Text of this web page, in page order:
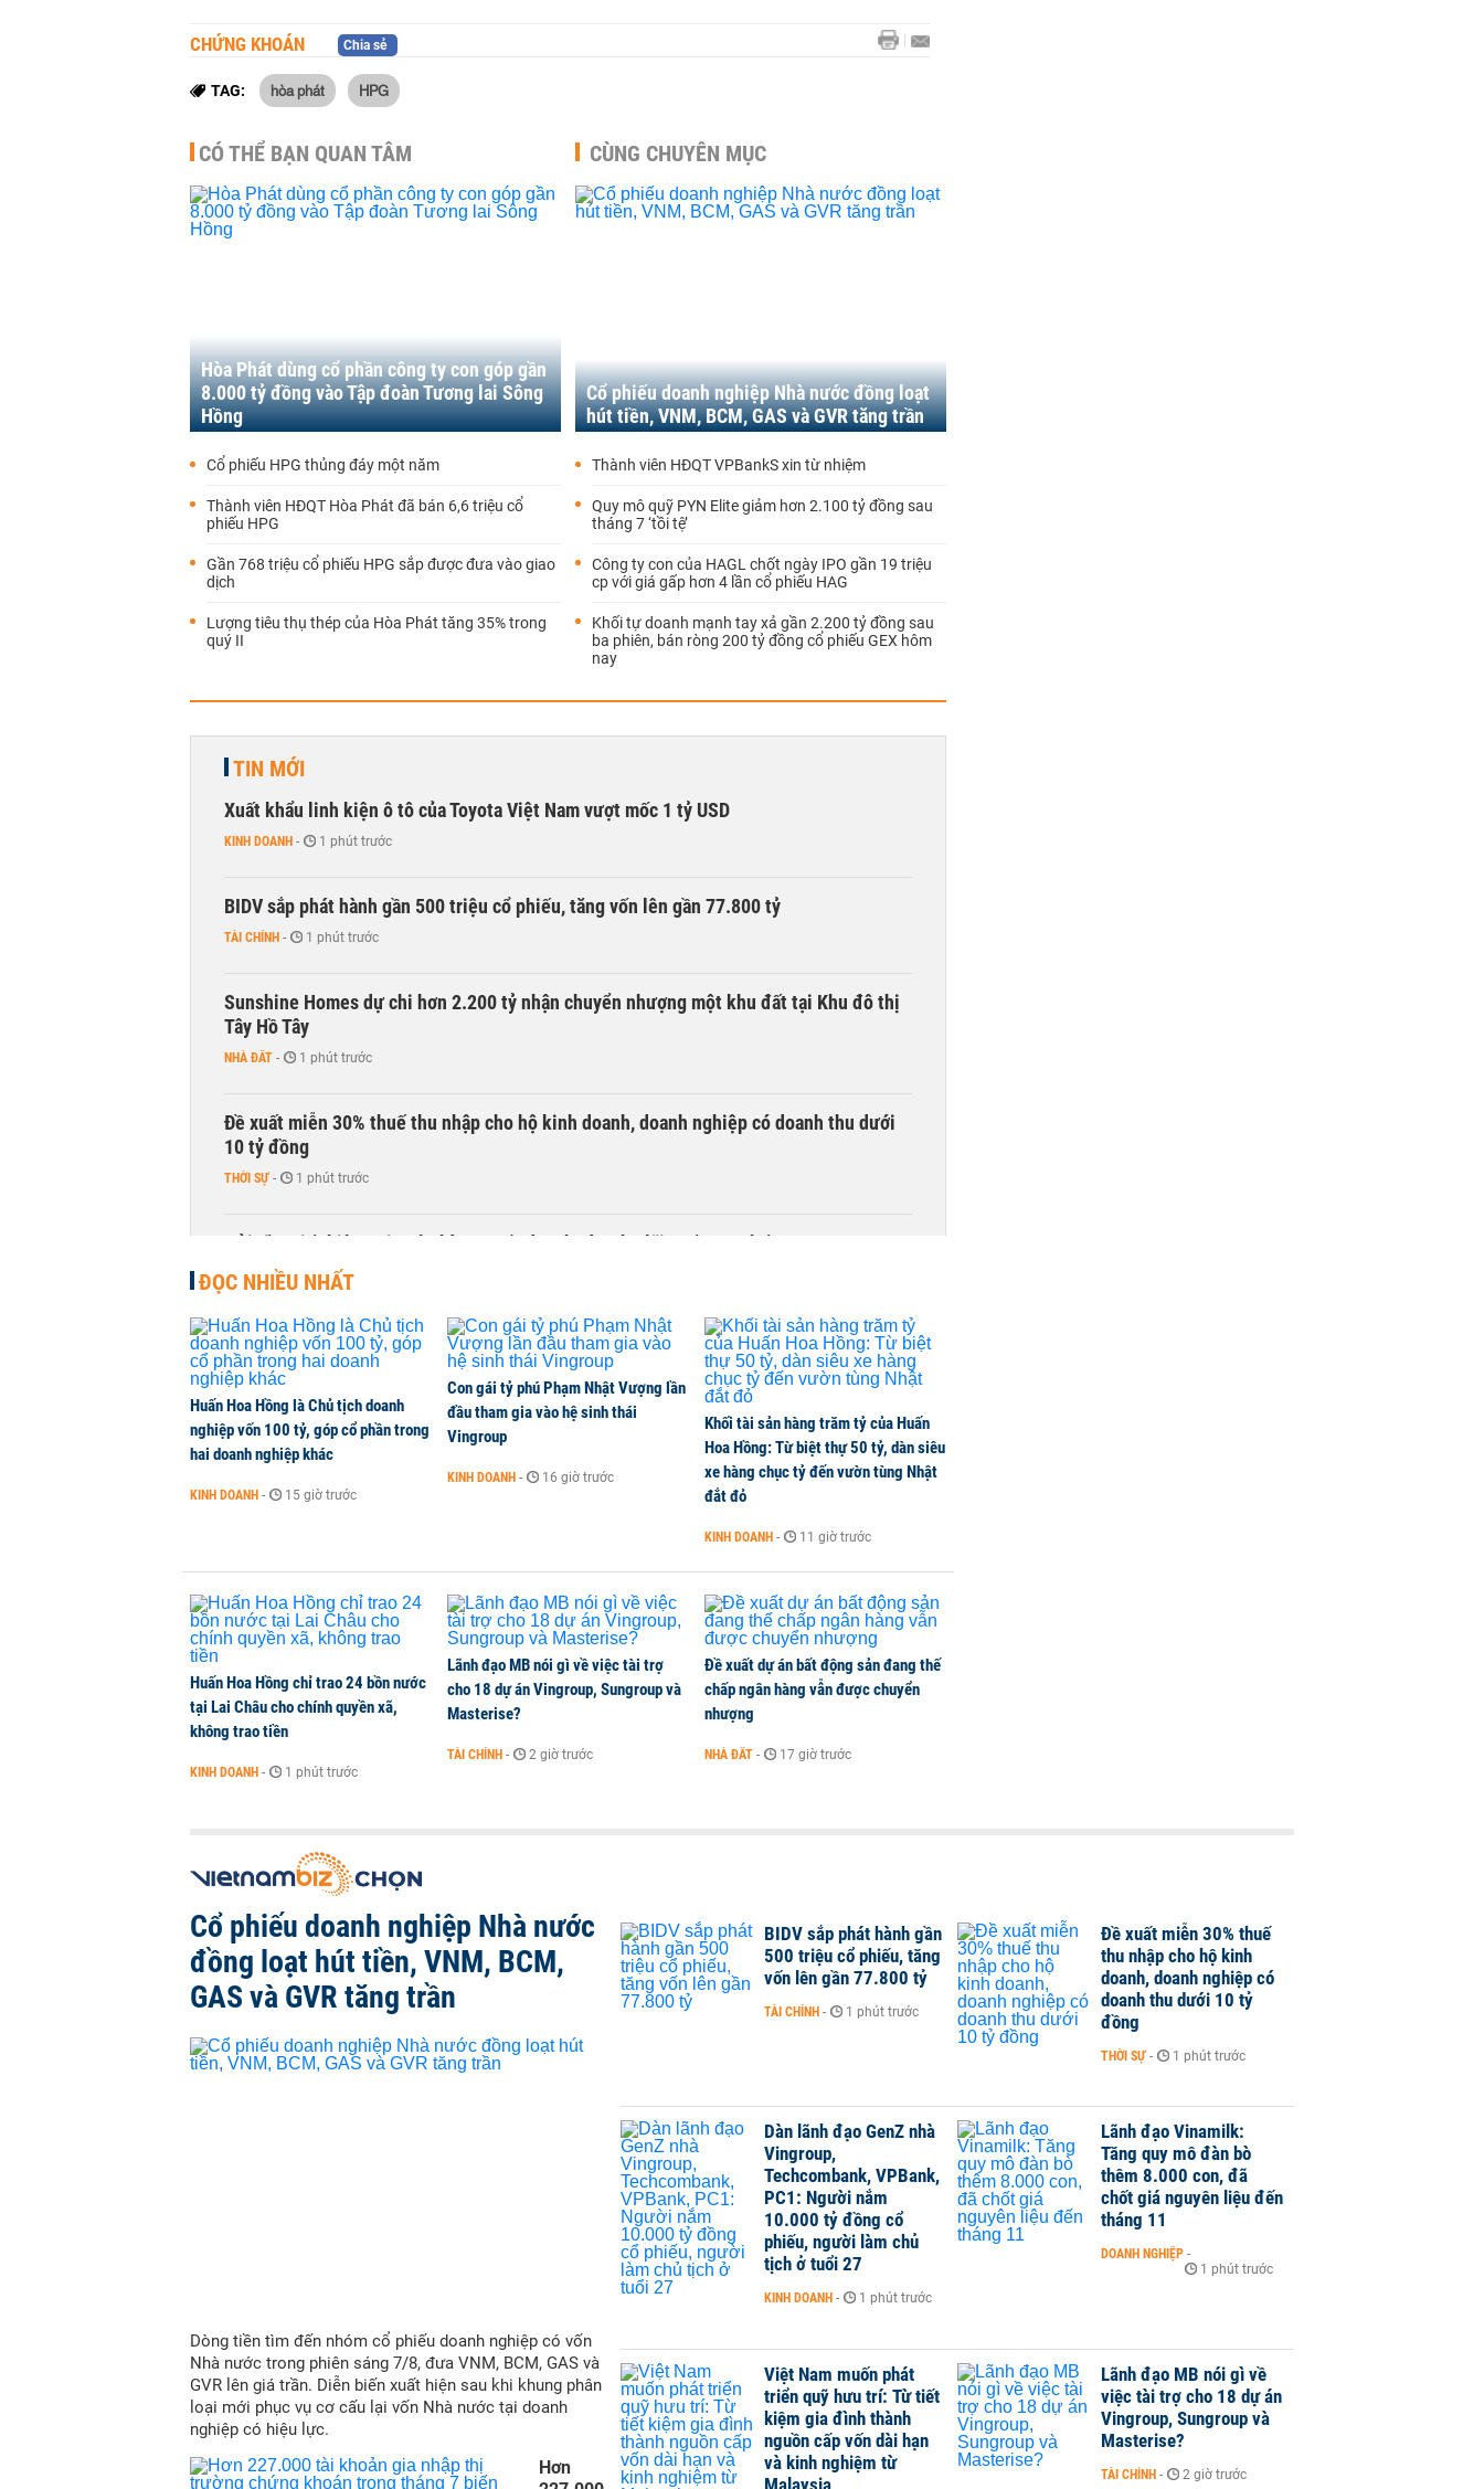
CHỨNG KHOÁN Chia sẻ
TAG: hòa phát HPG
CÓ THỂ BẠN QUAN TÂM
Hòa Phát dùng cổ phần công ty con góp gần
8.000 tỷ đồng vào Tập đoàn Tương lai Sông
Hồng
Cổ phiếu HPG thủng đáy một năm
Thành viên HĐQT Hòa Phát đã bán 6,6 triệu cổ
phiếu HPG
Gần 768 triệu cổ phiếu HPG sắp được đưa vào giao
dịch
Lượng tiêu thụ thép của Hòa Phát tăng 35% trong
quý II
CÙNG CHUYÊN MỤC
Cổ phiếu doanh nghiệp Nhà nước đồng loạt
hút tiền, VNM, BCM, GAS và GVR tăng trần
Thành viên HĐQT VPBankS xin từ nhiệm
Quy mô quỹ PYN Elite giảm hơn 2.100 tỷ đồng sau
tháng 7 ‘tồi tệ’
Công ty con của HAGL chốt ngày IPO gần 19 triệu
cp với giá gấp hơn 4 lần cổ phiếu HAG
Khối tự doanh mạnh tay xả gần 2.200 tỷ đồng sau
ba phiên, bán ròng 200 tỷ đồng cổ phiếu GEX hôm
nay
TIN MỚI
Xuất khẩu linh kiện ô tô của Toyota Việt Nam vượt mốc 1 tỷ USD
KINH DOANH - 1 phút trước
BIDV sắp phát hành gần 500 triệu cổ phiếu, tăng vốn lên gần 77.800 tỷ
TÀI CHÍNH - 1 phút trước
Sunshine Homes dự chi hơn 2.200 tỷ nhận chuyển nhượng một khu đất tại Khu đô thị
Tây Hồ Tây
NHÀ ĐẤT - 1 phút trước
Đề xuất miễn 30% thuế thu nhập cho hộ kinh doanh, doanh nghiệp có doanh thu dưới
10 tỷ đồng
THỜI SỰ - 1 phút trước
Gửi tiền tiết kiệm tại ngân hàng quốc doanh nào cho lãi suất cao nhất?
TÀI CHÍNH - 1 phút trước
ĐỌC NHIỀU NHẤT
Huấn Hoa Hồng là Chủ tịch doanh
nghiệp vốn 100 tỷ, góp cổ phần trong
hai doanh nghiệp khác
KINH DOANH - 15 giờ trước
Con gái tỷ phú Phạm Nhật Vượng lần
đầu tham gia vào hệ sinh thái
Vingroup
KINH DOANH - 16 giờ trước
Khối tài sản hàng trăm tỷ của Huấn
Hoa Hồng: Từ biệt thự 50 tỷ, dàn siêu
xe hàng chục tỷ đến vườn tùng Nhật
đắt đỏ
KINH DOANH - 11 giờ trước
Huấn Hoa Hồng chỉ trao 24 bồn nước
tại Lai Châu cho chính quyền xã,
không trao tiền
KINH DOANH - 1 phút trước
Lãnh đạo MB nói gì về việc tài trợ
cho 18 dự án Vingroup, Sungroup và
Masterise?
TÀI CHÍNH - 2 giờ trước
Đề xuất dự án bất động sản đang thế
chấp ngân hàng vẫn được chuyển
nhượng
NHÀ ĐẤT - 17 giờ trước
Cổ phiếu doanh nghiệp Nhà nước
đồng loạt hút tiền, VNM, BCM,
GAS và GVR tăng trần
Dòng tiền tìm đến nhóm cổ phiếu doanh nghiệp có vốn
Nhà nước trong phiên sáng 7/8, đưa VNM, BCM, GAS và
GVR lên giá trần. Diễn biến xuất hiện sau khi khung phân
loại mới phục vụ cơ cấu lại vốn Nhà nước tại doanh
nghiệp có hiệu lực.
Hơn
BIDV sắp phát hành gần
500 triệu cổ phiếu, tăng
vốn lên gần 77.800 tỷ
TÀI CHÍNH - 1 phút trước
Đề xuất miễn 30% thuế
thu nhập cho hộ kinh
doanh, doanh nghiệp có
doanh thu dưới 10 tỷ
đồng
THỜI SỰ - 1 phút trước
Dàn lãnh đạo GenZ nhà
Vingroup,
Techcombank, VPBank,
PC1: Người nắm
10.000 tỷ đồng cổ
phiếu, người làm chủ
tịch ở tuổi 27
KINH DOANH - 1 phút trước
Lãnh đạo Vinamilk:
Tăng quy mô đàn bò
thêm 8.000 con, đã
chốt giá nguyên liệu đến
tháng 11
DOANH NGHIỆP -
1 phút trước
Việt Nam muốn phát
triển quỹ hưu trí: Từ tiết
kiệm gia đình thành
nguồn cấp vốn dài hạn
và kinh nghiệm từ
Malaysia
Lãnh đạo MB nói gì về
việc tài trợ cho 18 dự án
Vingroup, Sungroup và
Masterise?
TÀI CHÍNH - 2 giờ trước